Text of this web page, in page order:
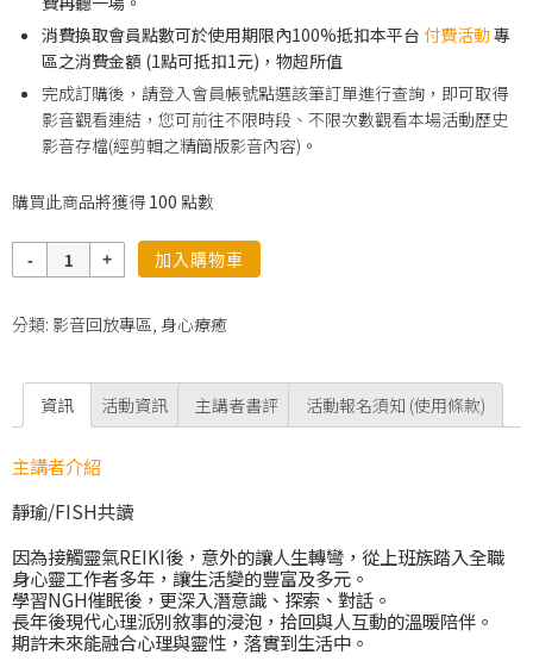
消費換取會員點數可於使用期限內100%抵扣本平台 付費活動專
區之消費金額 (1點可抵扣1元)，物超所值
完成訂購後，請登入會員帳號點選該筆訂單進行查詢，即可取得
影音觀看連結，您可前往不限時段、不限次數觀看本場活動歷史
影音存檔(經剪輯之精簡版影音內容)。
購買此商品將獲得 100 點數
量
加入購物車
分類: 影音回放專區, 身心療癒
資訊 活動資訊 主講者書評 活動報名須知 (使用條款)
主講者介紹
靜瑜/FISH共讀
因為接觸靈氣REIKI後，意外的讓人生轉彎，從上班族踏入全職
身心靈工作者多年，讓生活變的豐富及多元。
學習NGH催眠後，更深入潛意識、探索、對話。
長年後現代心理派別敘事的浸泡，拾回與人互動的溫暖陪伴。
期許未來能融合心理與靈性，落實到生活中。